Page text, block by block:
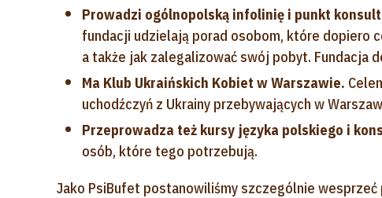
Prowadzi ogólnopolską infolinię i punkt
fundacji udzielają porad osobom, które dopiero
a także jak zalegalizować swój pobyt. Fundacja
Ma Klub Ukraińskich Kobiet w Warszawie.
uchodźczyń z Ukrainy przebywających w
Przeprowadza też kursy języka polskiego i
osób, które tego potrzebują.
Jako PsiBufet postanowiliśmy szczególnie wesprzeć